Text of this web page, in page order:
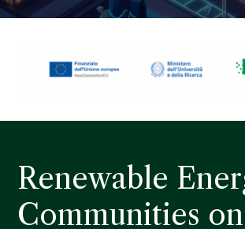
Renewable
Communities